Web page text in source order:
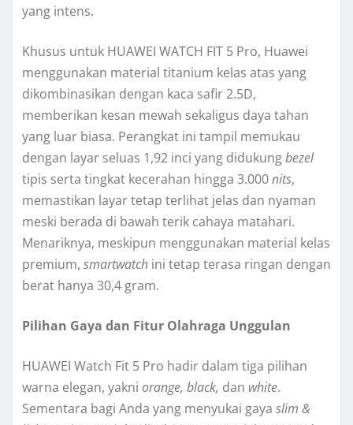
yang intens.
Khusus untuk HUAWEI WATCH FIT 5 Pro, Huawei
menggunakan material titanium kelas atas yang
dikombinasikan dengan kaca safir 2.5D,
memberikan kesan mewah sekaligus daya tahan
yang luar biasa. Perangkat ini tampil memukau
dengan layar seluas 1,92 inci yang didukungbezel
tipis serta tingkat kecerahan hingga 3.000nits,
memastikan layar tetap terlihat jelas dan nyaman
meski berada di bawah terik cahaya matahari.
Menariknya, meskipun menggunakan material kelas
premium, smartwatch ini tetap terasa ringan dengan
berat hanya 30,4 gram.
Pilihan Gaya dan Fitur Olahraga Unggulan
HUAWEI Watch Fit 5 Pro hadir dalam tiga pilihan
warna elegan, yakni orange, black, dan white.
Sementara bagi Anda yang menyukai gaya slim &